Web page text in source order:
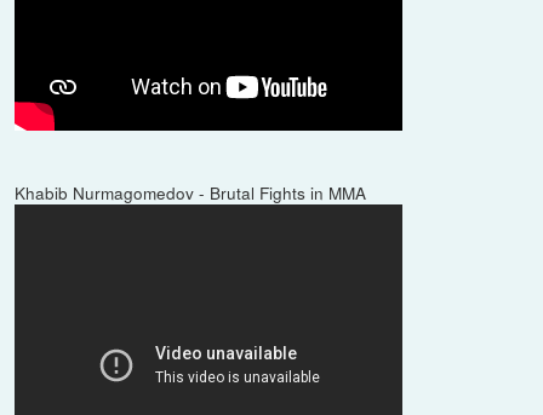
Khabib Nurmagomedov - Brutal Fights in MMA